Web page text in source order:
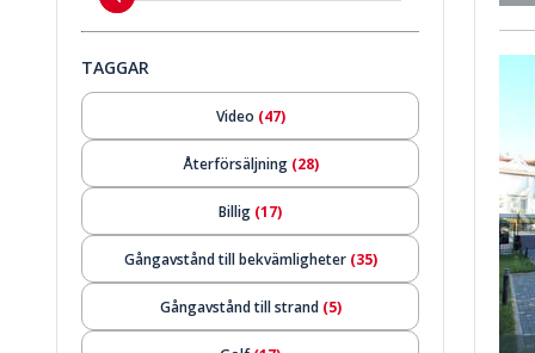
TAGGAR
Video (47)
Återförsäljning (28)
Billig (17)
Gångavstånd till bekvämligheter (35)
Gångavstånd till strand (5)
Lyxlägenheter I Ett Projekt Med Pool I Belek Antalya 2